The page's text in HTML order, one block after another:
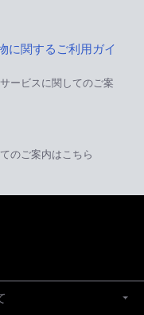
に関するご利用ガイ
ービスに関してのご案
のご案内はこちら